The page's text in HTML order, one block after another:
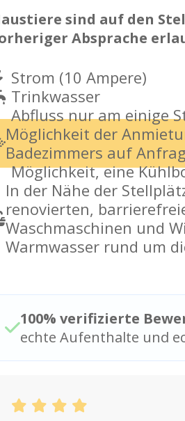
sind auf den
Absprache
Strom (10 Ampere)
Trinkwasser
Abfluss nur am einige
Möglichkeit der
Badezimmers auf
Möglichkeit, eine
In der Nähe der
renovierten,
Waschmaschinen und
Warmwasser rund um
100% verifizierte
echte Aufenthalte und